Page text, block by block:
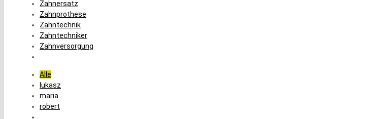
Zahnersatz
Zahnprothese
Zahntechnik
Zahntechniker
Zahnversorgung
Alle
lukasz
maria
robert